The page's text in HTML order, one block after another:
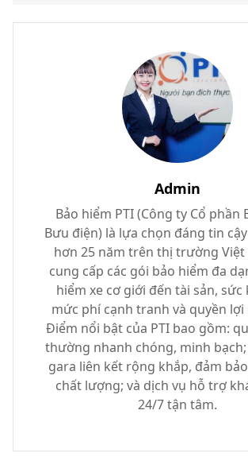
Admin
Bảo hiểm PTI (Công ty Cổ phần
Bưu điện) là lựa chọn đáng tin
hơn 25 năm trên thị trường Việt
cung cấp các gói bảo hiểm đa
hiểm xe cơ giới đến tài sản, sức
mức phí cạnh tranh và quyền
Điểm nổi bật của PTI bao gồm:
thường nhanh chóng, minh
gara liên kết rộng khắp, đảm
chất lượng; và dịch vụ hỗ trợ
24/7 tận tâm.